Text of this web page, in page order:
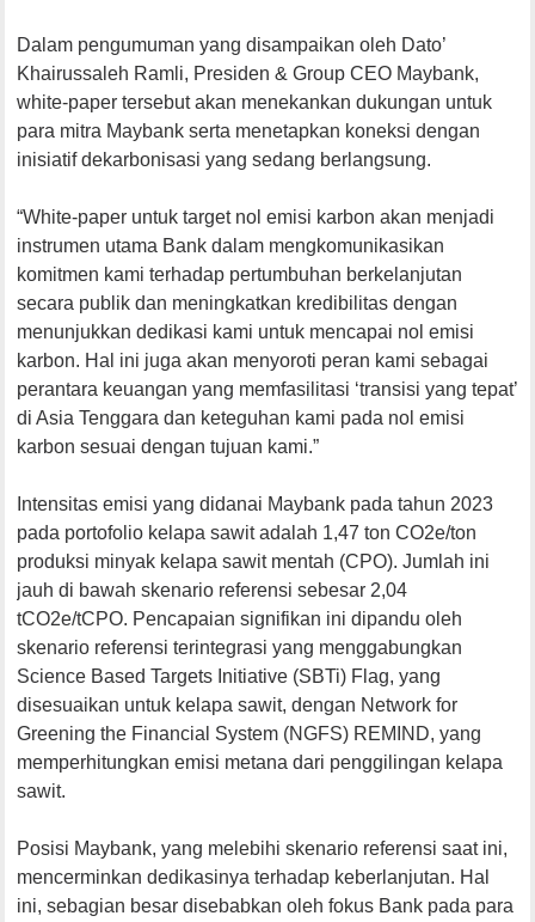
Dalam pengumuman yang disampaikan oleh Dato’
Khairussaleh Ramli, Presiden & Group CEO Maybank,
white-paper tersebut akan menekankan dukungan untuk
para mitra Maybank serta menetapkan koneksi dengan
inisiatif dekarbonisasi yang sedang berlangsung.
“White-paper untuk target nol emisi karbon akan menjadi
instrumen utama Bank dalam mengkomunikasikan
komitmen kami terhadap pertumbuhan berkelanjutan
secara publik dan meningkatkan kredibilitas dengan
menunjukkan dedikasi kami untuk mencapai nol emisi
karbon. Hal ini juga akan menyoroti peran kami sebagai
perantara keuangan yang memfasilitasi ‘transisi yang tepat’
di Asia Tenggara dan keteguhan kami pada nol emisi
karbon sesuai dengan tujuan kami.”
Intensitas emisi yang didanai Maybank pada tahun 2023
pada portofolio kelapa sawit adalah 1,47 ton CO2e/ton
produksi minyak kelapa sawit mentah (CPO). Jumlah ini
jauh di bawah skenario referensi sebesar 2,04
tCO2e/tCPO. Pencapaian signifikan ini dipandu oleh
skenario referensi terintegrasi yang menggabungkan
Science Based Targets Initiative (SBTi) Flag, yang
disesuaikan untuk kelapa sawit, dengan Network for
Greening the Financial System (NGFS) REMIND, yang
memperhitungkan emisi metana dari penggilingan kelapa
sawit.
Posisi Maybank, yang melebihi skenario referensi saat ini,
mencerminkan dedikasinya terhadap keberlanjutan. Hal
ini, sebagian besar disebabkan oleh fokus Bank pada para